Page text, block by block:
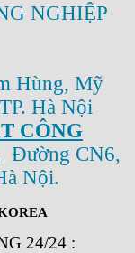
NGHIỆP
Hùng, Mỹ
Hà Nội
CÔNG
CN6,
Nội.
24/24 :